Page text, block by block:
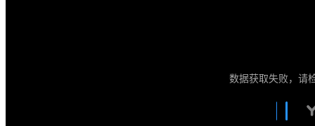
数据获取失败，请